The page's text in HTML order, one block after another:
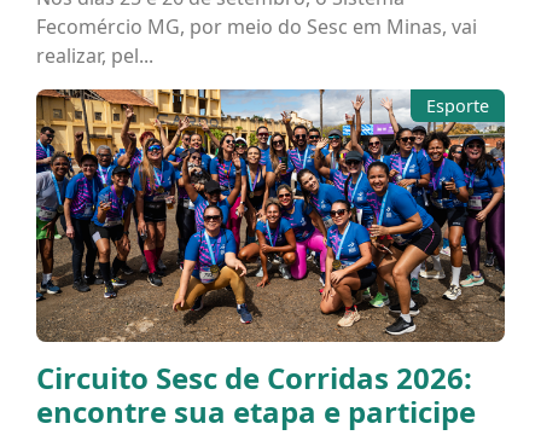
Fecomércio MG, por meio do Sesc em Minas, vai
realizar, pel...
Esporte
Circuito Sesc de Corridas 2026:
encontre sua etapa e participe